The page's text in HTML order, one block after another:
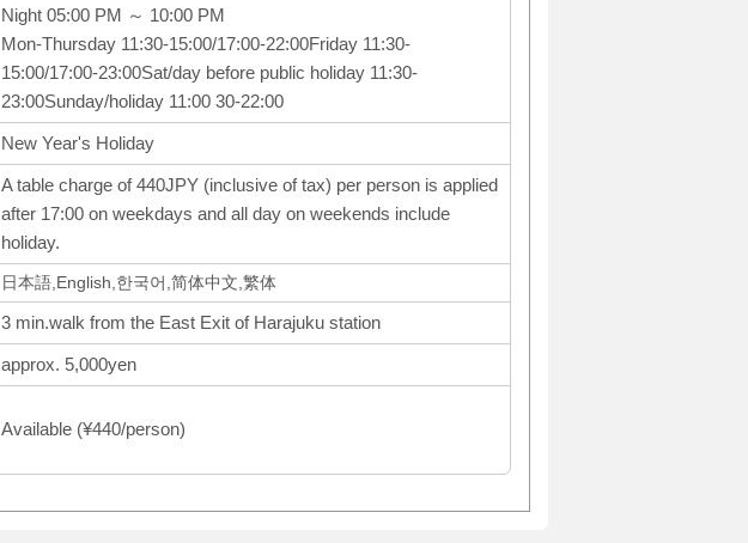
Night 05:00 PM ～ 10:00 PM
Mon-Thursday 11:30-15:00/17:00-22:00Friday 11:30-
15:00/17:00-23:00Sat/day before public holiday 11:30-
23:00Sunday/holiday 11:00 30-22:00
New Year's Holiday
A table charge of 440JPY (inclusive of tax) per person is applied
after 17:00 on weekdays and all day on weekends include
holiday.
日本語,English,한국어,简体中文,繁体
3 min.walk from the East Exit of Harajuku station
approx. 5,000yen
Available (¥440/person)